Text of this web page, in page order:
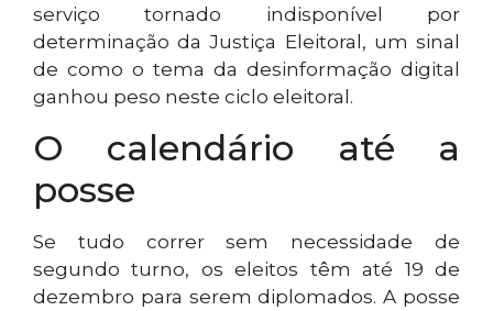
serviço tornado indisponível por
determinação da Justiça Eleitoral, um sinal
de como o tema da desinformação digital
ganhou peso neste ciclo eleitoral.
O calendário até a
posse
Se tudo correr sem necessidade de
segundo turno, os eleitos têm até 19 de
dezembro para serem diplomados. A posse